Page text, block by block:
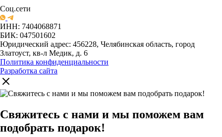
Соц.сети
ИНН: 7404068871
БИК: 047501602
Юридический адрес: 456228, Челябинская область, город
Златоуст, кв-л Медик, д. 6
Политика конфиденциальности
Разработка сайта
Свяжитесь с нами и мы поможем вам
подобрать подарок!